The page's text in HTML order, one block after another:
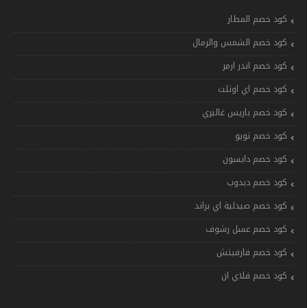
كود خصم المطار
كود خصم الشمس والرمال
كود خصم اندر ارمر
كود خصم اي اوتلت
كود خصم باريس غاليري
كود خصم تويو
كود خصم دايسون
كود خصم دبدوب
كود خصم صيدلية اي براند
كود خصم عسل رشوف
كود خصم فارفيتش
كود خصم فلاي ان